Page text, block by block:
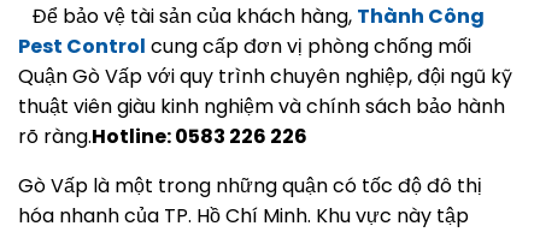
Để bảo vệ tài sản của khách hàng, Thành Công
Pest Control cung cấp đơn vị phòng chống mối
Quận Gò Vấp với quy trình chuyên nghiệp, đội ngũ kỹ
thuật viên giàu kinh nghiệm và chính sách bảo hành
rõ ràng.Hotline: 0583 226 226
Gò Vấp là một trong những quận có tốc độ đô thị
hóa nhanh của TP. Hồ Chí Minh. Khu vực này tập